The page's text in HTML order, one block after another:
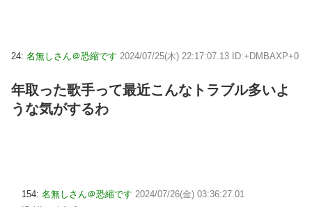
24: 名無しさん＠恐縮です 2024/07/25(木) 22:17:07.13 ID:+DMBAXP+0
年取った歌手って最近こんなトラブル多いよ
うな気がするわ
154: 名無しさん＠恐縮です 2024/07/26(金) 03:36:27.01